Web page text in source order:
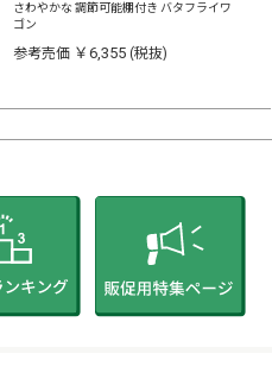
さわやかな 調節可能棚付き バタフライワ
ゴン
参考売価 ￥6,355 (税抜)